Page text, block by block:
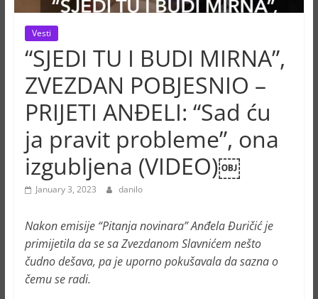
Vesti
“SJEDI TU I BUDI MIRNA”,
ZVEZDAN POBJESNIO –
PRIJETI ANĐELI: “Sad ću
ja pravit probleme”, ona
izgubljena (VIDEO)￼
January 3, 2023 danilo
Nakon emisije “Pitanja novinara” Anđela Đuričić je
primijetila da se sa Zvezdanom Slavnićem nešto
čudno dešava, pa je uporno pokušavala da sazna o
čemu se radi.